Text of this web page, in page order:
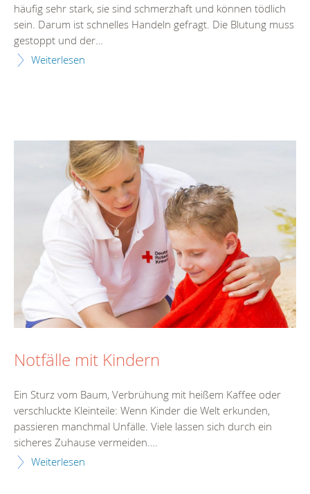
häufig sehr stark, sie sind schmerzhaft und können tödlich
sein. Darum ist schnelles Handeln gefragt. Die Blutung muss
gestoppt und der…
Weiterlesen
Notfälle mit Kindern
Ein Sturz vom Baum, Verbrühung mit heißem Kaffee oder
verschluckte Kleinteile: Wenn Kinder die Welt erkunden,
passieren manchmal Unfälle. Viele lassen sich durch ein
sicheres Zuhause vermeiden.…
Weiterlesen